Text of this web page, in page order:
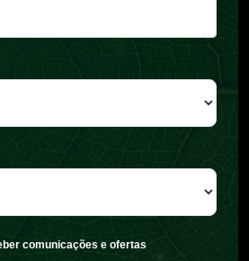
comunicações e ofertas